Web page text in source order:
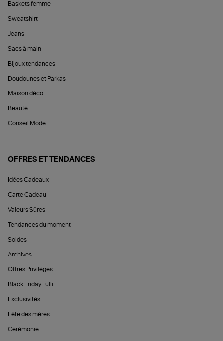
Baskets femme
Sweatshirt
Jeans
Sacs à main
Bijoux tendances
Doudounes et Parkas
Maison déco
Beauté
Conseil Mode
OFFRES ET TENDANCES
Idées Cadeaux
Carte Cadeau
Valeurs Sûres
Tendances du moment
Soldes
Archives
Offres Privilèges
Black Friday Lulli
Exclusivités
Fête des mères
Cérémonie